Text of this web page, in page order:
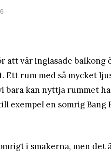
att vår inglasade balkong
Ett rum med så mycket
bara kan nyttja rummet
exempel en somrig
i smakerna, men